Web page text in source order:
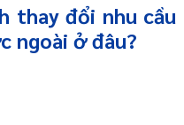
thay đổi nhu cầu
ngoài ở đâu?